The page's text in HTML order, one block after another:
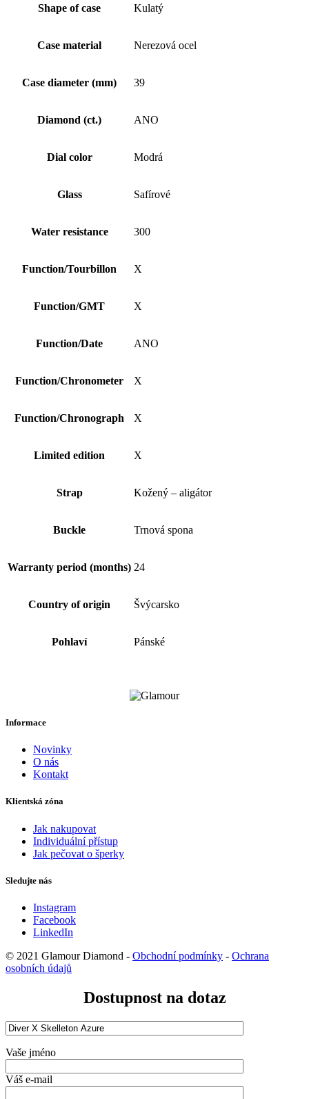
Shape of case Kulatý
Case material Nerezová ocel
Case diameter (mm) 39
Diamond (ct.) ANO
Dial color Modrá
Glass Safírové
Water resistance 300
Function/Tourbillon X
Function/GMT X
Function/Date ANO
Function/Chronometer X
Function/Chronograph X
Limited edition X
Strap Kožený – aligátor
Buckle Trnová spona
Warranty period (months) 24
Country of origin Švýcarsko
Pohlaví Pánské
Informace
Novinky
O nás
Kontakt
Klientská zóna
Jak nakupovat
Individuální přístup
Jak pečovat o šperky
Sledujte nás
Instagram
Facebook
LinkedIn
© 2021 Glamour Diamond - Obchodní podmínky - Ochrana
osobních údajů
Dostupnost na dotaz
Vaše jméno
Váš e-mail